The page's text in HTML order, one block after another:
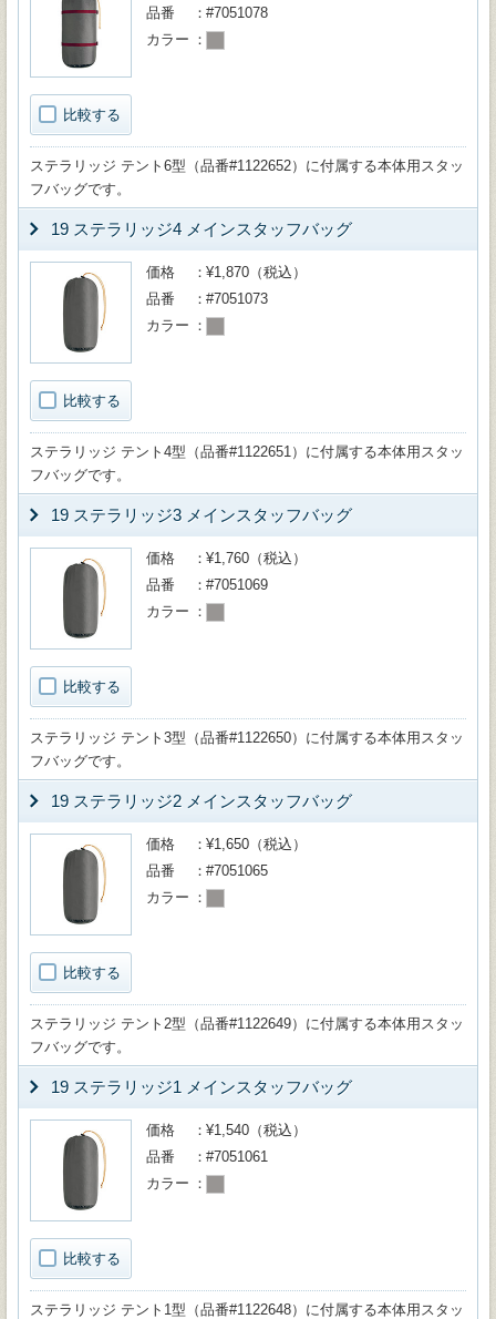
比較する
品番
#7051078
カラー
ステラリッジ テント6型（品番#1122652）に付属する本体用スタッ
フバッグです。
19 ステラリッジ4 メインスタッフバッグ
比較する
価格
¥1,870（税込）
品番
#7051073
カラー
ステラリッジ テント4型（品番#1122651）に付属する本体用スタッ
フバッグです。
19 ステラリッジ3 メインスタッフバッグ
比較する
価格
¥1,760（税込）
品番
#7051069
カラー
ステラリッジ テント3型（品番#1122650）に付属する本体用スタッ
フバッグです。
19 ステラリッジ2 メインスタッフバッグ
比較する
価格
¥1,650（税込）
品番
#7051065
カラー
ステラリッジ テント2型（品番#1122649）に付属する本体用スタッ
フバッグです。
19 ステラリッジ1 メインスタッフバッグ
比較する
価格
¥1,540（税込）
品番
#7051061
カラー
ステラリッジ テント1型（品番#1122648）に付属する本体用スタッ